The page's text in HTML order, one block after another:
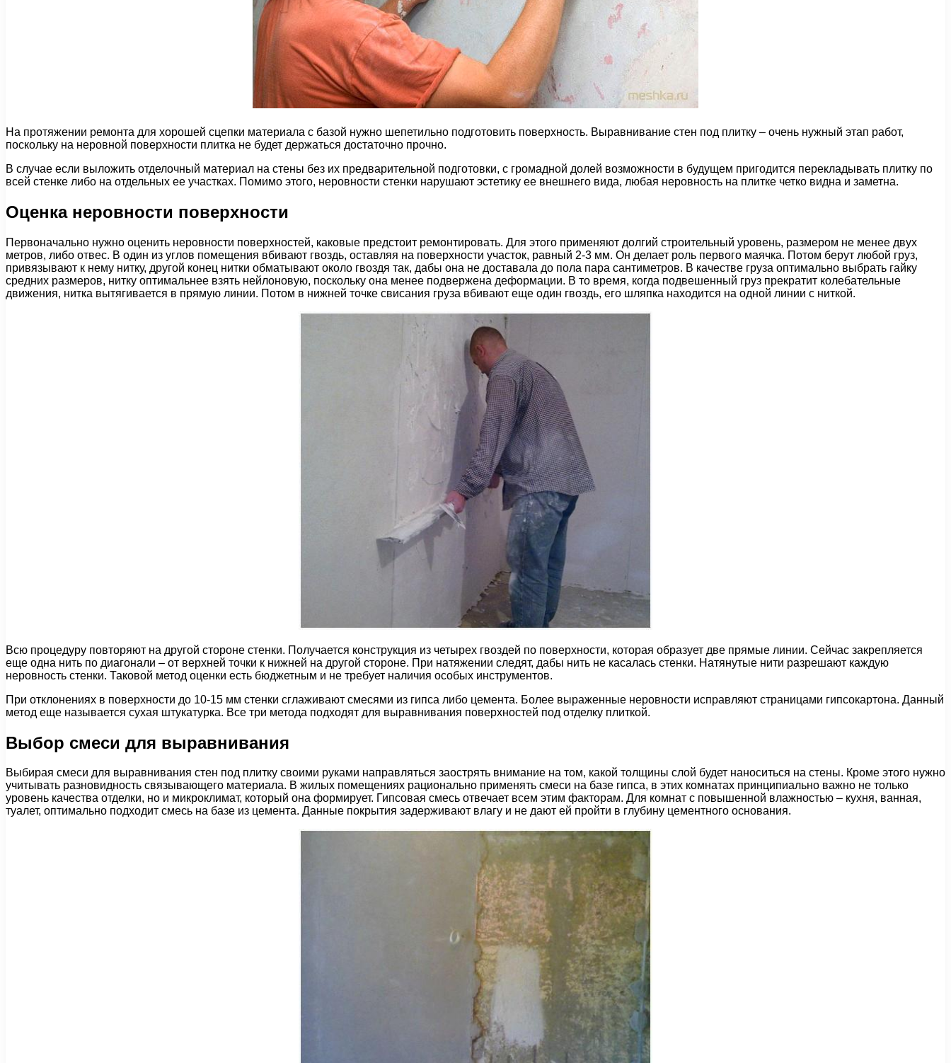
На протяжении ремонта для хорошей сцепки материала с базой нужно шепетильно подготовить поверхность. Выравнивание стен под плитку – очень нужный этап работ,
поскольку на неровной поверхности плитка не будет держаться достаточно прочно.
В случае если выложить отделочный материал на стены без их предварительной подготовки, с громадной долей возможности в будущем пригодится перекладывать плитку по
всей стенке либо на отдельных ее участках. Помимо этого, неровности стенки нарушают эстетику ее внешнего вида, любая неровность на плитке четко видна и заметна.
Оценка неровности поверхности
Первоначально нужно оценить неровности поверхностей, каковые предстоит ремонтировать. Для этого применяют долгий строительный уровень, размером не менее двух
метров, либо отвес. В один из углов помещения вбивают гвоздь, оставляя на поверхности участок, равный 2-3 мм. Он делает роль первого маячка. Потом берут любой груз,
привязывают к нему нитку, другой конец нитки обматывают около гвоздя так, дабы она не доставала до пола пара сантиметров. В качестве груза оптимально выбрать гайку
средних размеров, нитку оптимальнее взять нейлоновую, поскольку она менее подвержена деформации. В то время, когда подвешенный груз прекратит колебательные
движения, нитка вытягивается в прямую линии. Потом в нижней точке свисания груза вбивают еще один гвоздь, его шляпка находится на одной линии с ниткой.
Всю процедуру повторяют на другой стороне стенки. Получается конструкция из четырех гвоздей по поверхности, которая образует две прямые линии. Сейчас закрепляется
еще одна нить по диагонали – от верхней точки к нижней на другой стороне. При натяжении следят, дабы нить не касалась стенки. Натянутые нити разрешают каждую
неровность стенки. Таковой метод оценки есть бюджетным и не требует наличия особых инструментов.
При отклонениях в поверхности до 10-15 мм стенки сглаживают смесями из гипса либо цемента. Более выраженные неровности исправляют страницами гипсокартона. Данный
метод еще называется сухая штукатурка. Все три метода подходят для выравнивания поверхностей под отделку плиткой.
Выбор смеси для выравнивания
Выбирая смеси для выравнивания стен под плитку своими руками направляться заострять внимание на том, какой толщины слой будет наноситься на стены. Кроме этого нужно
учитывать разновидность связывающего материала. В жилых помещениях рационально применять смеси на базе гипса, в этих комнатах принципиально важно не только
уровень качества отделки, но и микроклимат, который она формирует. Гипсовая смесь отвечает всем этим факторам. Для комнат с повышенной влажностью – кухня, ванная,
туалет, оптимально подходит смесь на базе из цемента. Данные покрытия задерживают влагу и не дают ей пройти в глубину цементного основания.